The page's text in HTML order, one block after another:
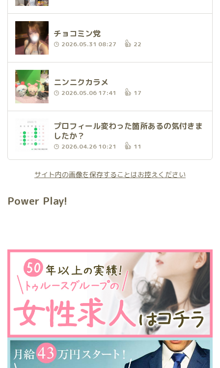
チョコミン党
2026.05.31 08:27 22
ニンニクカラメ
2026.05.06 17:41 17
プロフィール変わった箇所あるの気付きま
したか？
2026.04.26 10:21 11
サイト内の画像を保存することはお控えください
Power Play!